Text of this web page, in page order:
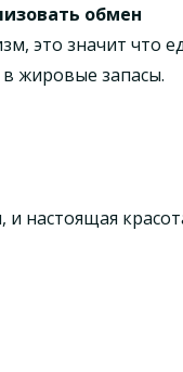
обмен
это значит что
жировые запасы.
настоящая